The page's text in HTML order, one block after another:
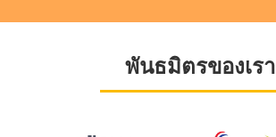
พันธมิตรของเรา